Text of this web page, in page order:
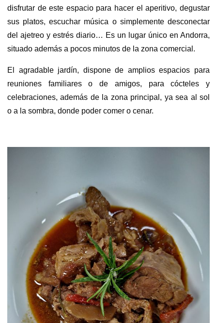
disfrutar de este espacio para hacer el aperitivo, degustar
sus platos, escuchar música o simplemente desconectar
del ajetreo y estrés diario… Es un lugar único en Andorra,
situado además a pocos minutos de la zona comercial.
El agradable jardín, dispone de amplios espacios para
reuniones familiares o de amigos, para cócteles y
celebraciones, además de la zona principal, ya sea al sol
o a la sombra, donde poder comer o cenar.